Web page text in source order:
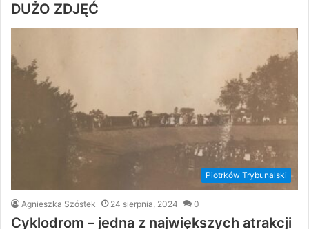
DUŻO ZDJĘĆ
Piotrków Trybunalski
Agnieszka Szóstek 24 sierpnia, 2024 0
Cyklodrom – jedna z największych atrakcji